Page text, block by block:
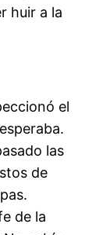
huir a la
el
las
de
de la